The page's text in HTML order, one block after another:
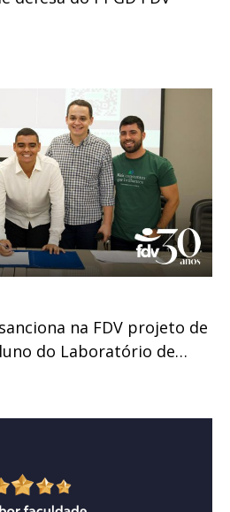
na FDV projeto de
do Laboratório de